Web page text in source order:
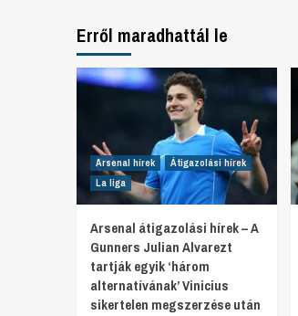
Erről maradhattál le
Arsenal hírek
Átigazolási hírek
La liga
Arsenal átigazolási hírek – A
Gunners Julian Alvarezt
tartják egyik ‘három
alternatívának’ Vinicius
sikertelen megszerzése után